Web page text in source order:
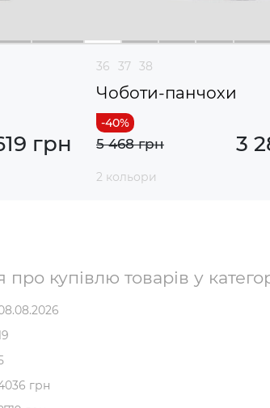
грн
36 37 38
Чоботи-панчохи
3
5 468 грн
2 кольори
купівлю товарів у
грн